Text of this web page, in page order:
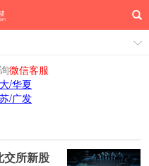
微信客服
/华夏
/广发
交所新股